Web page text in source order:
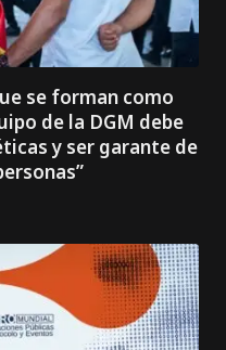
se forman como
de la DGM debe
y ser garante de